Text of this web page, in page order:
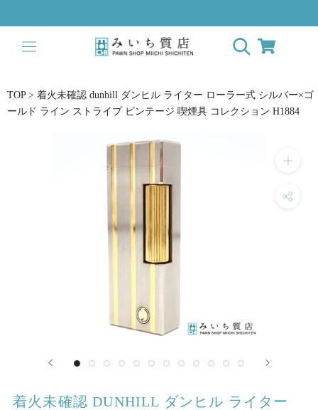
キ
て
TOP > 着火未確認 dunhill ダンヒル ライター ローラー式 シルバー×ゴ
ールド ライン ストライプ ビンテージ 喫煙具 コレクション H1884
着火未確認 DUNHILL ダンヒル ライター